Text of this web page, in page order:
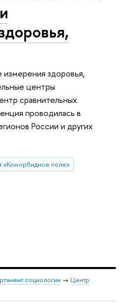
здоровья,
центры
сравнительных
проводилась в
России и других
«Коморбидное поле»
социологии → Центр